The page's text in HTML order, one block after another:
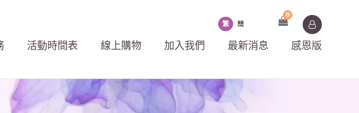
活動時間表 線上購物 加入我們 最新消息 感恩版
繁 簡
0